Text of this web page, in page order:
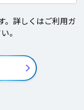
。詳しくはご利用ガ
。